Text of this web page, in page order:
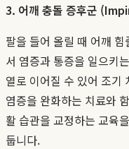
3. 어깨 충돌 증후군
팔을 들어 올릴 때 어깨
서 염증과 통증을 일으키
열로 이어질 수 있어 조기
염증을 완화하는 치료와
활 습관을 교정하는 교육
둡니다.